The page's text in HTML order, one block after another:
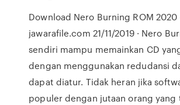
Download Nero Burning ROM 2020
jawarafile.com 21/11/2019 · Nero
sendiri mampu memainkan CD
dengan menggunakan redudansi
dapat diatur. Tidak heran jika
populer dengan jutaan orang yang